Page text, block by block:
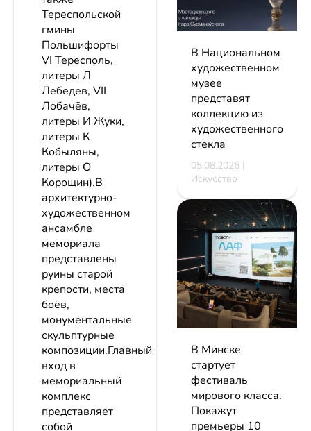
Тереспольской
гмины
Польшифорты
VI Тересполь,
литеры Л
Лебедев, VII
Лобачёв,
литеры И Жуки,
литеры К
Кобыляны,
литеры О
Корощин).В
архитектурно-
художественном
ансамбле
мемориала
представлены
руины старой
крепости, места
боёв,
монументальные
скульптурные
композиции.Главный
вход в
мемориальный
комплекс
представляет
собой
В Национальном
художественном
музее
представят
коллекцию из
художественного
стекла
05.08.2026 |
Искусство
В Минске
стартует
фестиваль
мирового класса.
Покажут
премьеры 10